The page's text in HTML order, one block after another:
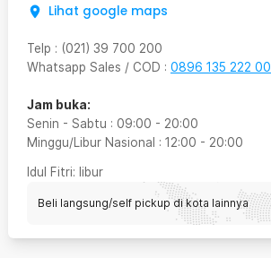
Lihat google maps
Telp : (021) 39 700 200
Whatsapp Sales / COD : 0896 135 222 00
Jam buka:
Senin - Sabtu : 09:00 - 20:00
Minggu/Libur Nasional : 12:00 - 20:00
Idul Fitri: libur
Beli langsung/self pickup di kota lainnya